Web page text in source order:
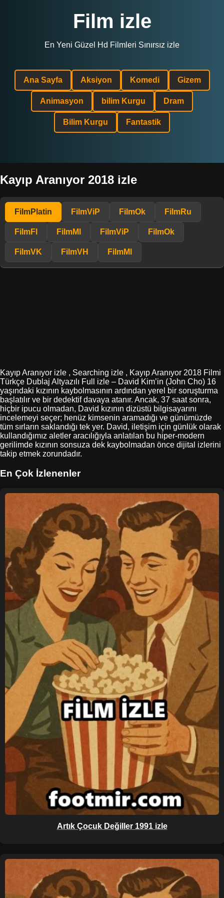
Film izle
En Yeni Güzel Hd Filmleri Sınırsız izle
Ana Sayfa Aksiyon Komedi Gizem
Animasyon bilim Kurgu Dram
Bilim Kurgu Fantastik
Kayıp Aranıyor 2018 izle
FilmPlatin FilmViP FilmOk FilmRu
FilmFl FilmMl FilmViP FilmOk
FilmVK FilmVH FilmMl
Kayıp Aranıyor izle , Searching izle , Kayıp Aranıyor 2018 Filmi
Türkçe Dublaj Altyazılı Full izle – David Kim’in (John Cho) 16
yaşındaki kızının kaybolmasının ardından yerel bir soruşturma
başlatılır ve bir dedektif davaya atanır. Ancak, 37 saat sonra,
hiçbir ipucu olmadan, David kızının dizüstü bilgisayarını
incelemeyi seçer; henüz kimsenin aramadığı ve günümüzde
tüm sırların saklandığı tek yer. David, iletişim için günlük olarak
kullandığımız aletler aracılığıyla anlatılan bu hiper-modern
gerilimde kızının sonsuza dek kaybolmadan önce dijital izlerini
takip etmek zorundadır.
En Çok İzlenenler
Artık Çocuk Değiller 1991 izle